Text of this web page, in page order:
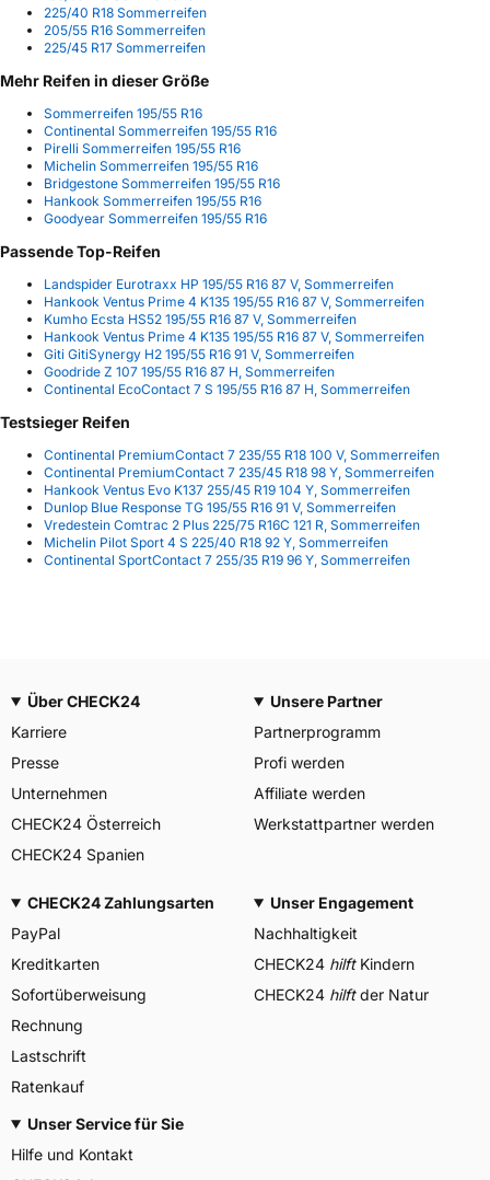
225/40 R18 Sommerreifen
205/55 R16 Sommerreifen
225/45 R17 Sommerreifen
Mehr Reifen in dieser Größe
Sommerreifen 195/55 R16
Continental Sommerreifen 195/55 R16
Pirelli Sommerreifen 195/55 R16
Michelin Sommerreifen 195/55 R16
Bridgestone Sommerreifen 195/55 R16
Hankook Sommerreifen 195/55 R16
Goodyear Sommerreifen 195/55 R16
Passende Top-Reifen
Landspider Eurotraxx HP 195/55 R16 87 V, Sommerreifen
Hankook Ventus Prime 4 K135 195/55 R16 87 V, Sommerreifen
Kumho Ecsta HS52 195/55 R16 87 V, Sommerreifen
Hankook Ventus Prime 4 K135 195/55 R16 87 V, Sommerreifen
Giti GitiSynergy H2 195/55 R16 91 V, Sommerreifen
Goodride Z 107 195/55 R16 87 H, Sommerreifen
Continental EcoContact 7 S 195/55 R16 87 H, Sommerreifen
Testsieger Reifen
Continental PremiumContact 7 235/55 R18 100 V, Sommerreifen
Continental PremiumContact 7 235/45 R18 98 Y, Sommerreifen
Hankook Ventus Evo K137 255/45 R19 104 Y, Sommerreifen
Dunlop Blue Response TG 195/55 R16 91 V, Sommerreifen
Vredestein Comtrac 2 Plus 225/75 R16C 121 R, Sommerreifen
Michelin Pilot Sport 4 S 225/40 R18 92 Y, Sommerreifen
Continental SportContact 7 255/35 R19 96 Y, Sommerreifen
Über CHECK24
Karriere
Presse
Unternehmen
CHECK24 Österreich
CHECK24 Spanien
Unsere Partner
Partnerprogramm
Profi werden
Affiliate werden
Werkstattpartner werden
CHECK24 Zahlungsarten
PayPal
Kreditkarten
Sofortüberweisung
Rechnung
Lastschrift
Ratenkauf
Unser Engagement
Nachhaltigkeit
CHECK24 hilftKindern
CHECK24 hilftder Natur
Unser Service für Sie
Hilfe und Kontakt